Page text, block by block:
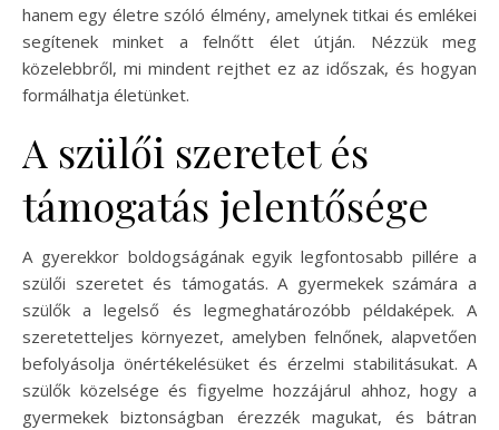
hanem egy életre szóló élmény, amelynek titkai és emlékei
segítenek minket a felnőtt élet útján. Nézzük meg
közelebbről, mi mindent rejthet ez az időszak, és hogyan
formálhatja életünket.
A szülői szeretet és
támogatás jelentősége
A gyerekkor boldogságának egyik legfontosabb pillére a
szülői szeretet és támogatás. A gyermekek számára a
szülők a legelső és legmeghatározóbb példaképek. A
szeretetteljes környezet, amelyben felnőnek, alapvetően
befolyásolja önértékelésüket és érzelmi stabilitásukat. A
szülők közelsége és figyelme hozzájárul ahhoz, hogy a
gyermekek biztonságban érezzék magukat, és bátran